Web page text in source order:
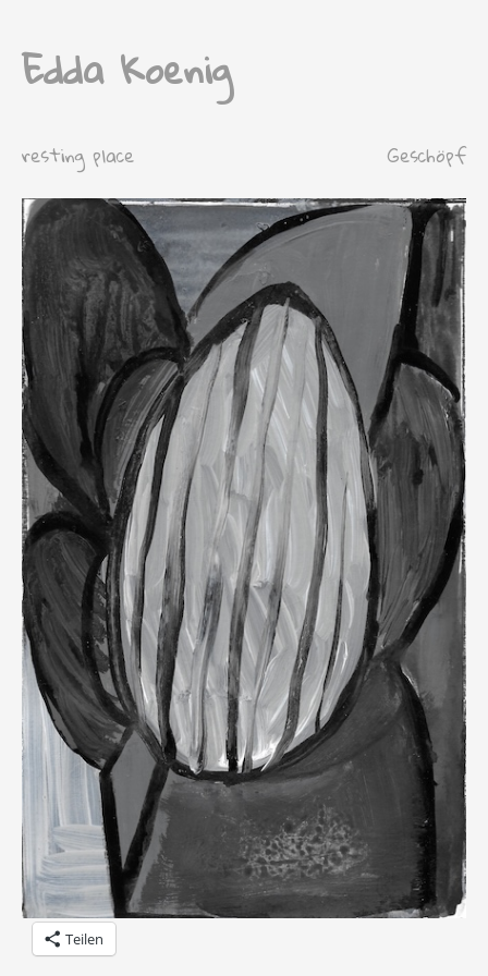
Edda Koenig
resting place Geschöpf
Teilen